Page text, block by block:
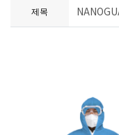
제목